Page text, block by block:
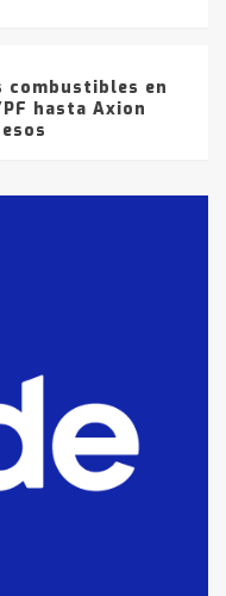
combustibles en
hasta Axion
drogas en la
el edificio de
Industrial del